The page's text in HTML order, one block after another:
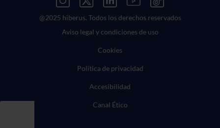
@2025 hiberus. Todos los derechos reservados
Aviso legal y condiciones de uso
Cookies
Política de privacidad
Accesibilidad
Canal Ético